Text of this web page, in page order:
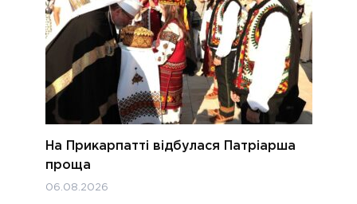
На Прикарпатті відбулася Патріарша
проща
06.08.2026